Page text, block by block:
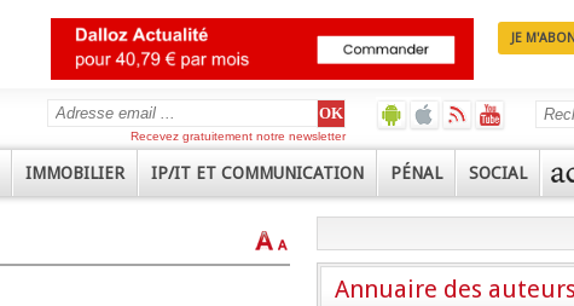
JE
Recevez gratuitement notre newsletter
IMMOBILIER IP/IT ET COMMUNICATION PÉNAL SOCIAL
Annuaire des auteurs